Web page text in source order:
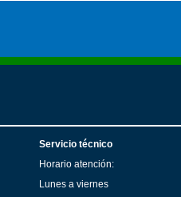
Servicio técnico
Horario atención:
Lunes a viernes